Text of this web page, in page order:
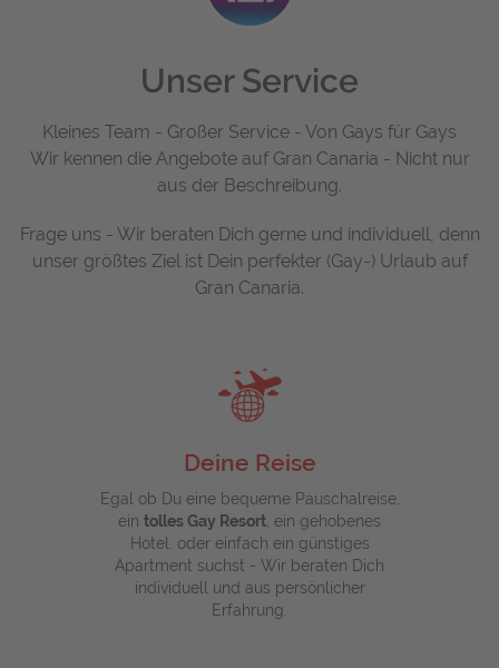
Unser Service
Kleines Team - Großer Service - Von Gays für Gays
Wir kennen die Angebote auf Gran Canaria - Nicht nur
aus der Beschreibung.
Frage uns - Wir beraten Dich gerne und individuell, denn
unser größtes Ziel ist Dein perfekter (Gay-) Urlaub auf
Gran Canaria.
Deine Reise
Egal ob Du eine bequeme Pauschalreise,
ein tolles Gay Resort, ein gehobenes
Hotel, oder einfach ein günstiges
Apartment suchst - Wir beraten Dich
individuell und aus persönlicher
Erfahrung.